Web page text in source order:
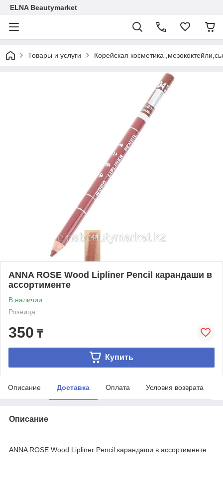
ELNA Beautymarket
Товары и услуги Корейская косметика
ANNA ROSE Wood Lipliner Pencil карандаши в
ассортименте
В наличии
Розница
350 ₸
Купить
Описание Доставка Оплата Условия возврата
Описание
ANNA ROSE Wood Lipliner Pencil карандаши в ассортименте